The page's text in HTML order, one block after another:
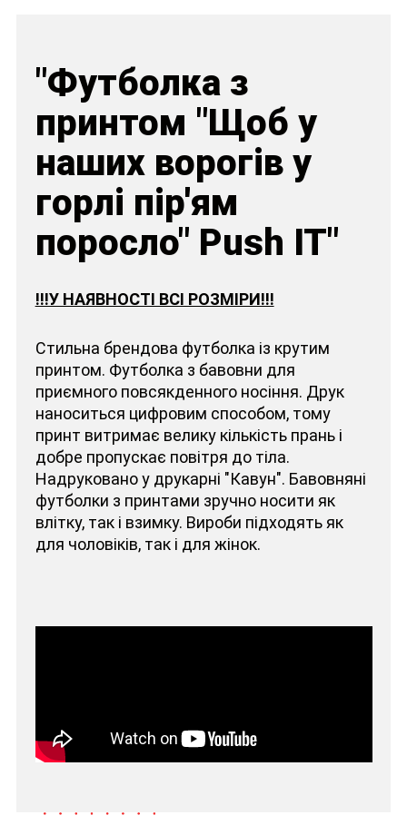
"Футболка з
принтом "Щоб у
наших ворогів у
горлі пір'ям
поросло" Push IT"
!!!У НАЯВНОСТІ ВСІ РОЗМІРИ!!!
Стильна брендова футболка із крутим
принтом. Футболка з бавовни для
приємного повсякденного носіння. Друк
наноситься цифровим способом, тому
принт витримає велику кількість прань і
добре пропускає повітря до тіла.
Надруковано у друкарні "Кавун". Бавовняні
футболки з принтами зручно носити як
влітку, так і взимку. Вироби підходять як
для чоловіків, так і для жінок.